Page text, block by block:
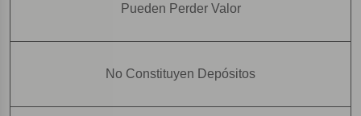
Pueden Perder Valor
No Constituyen Depósitos